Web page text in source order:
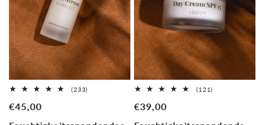
(233)233
Normaler
Preis
€45,00
(121)121
Normaler
Preis
€39,00